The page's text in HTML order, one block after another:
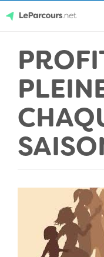
content
LeParcours.net